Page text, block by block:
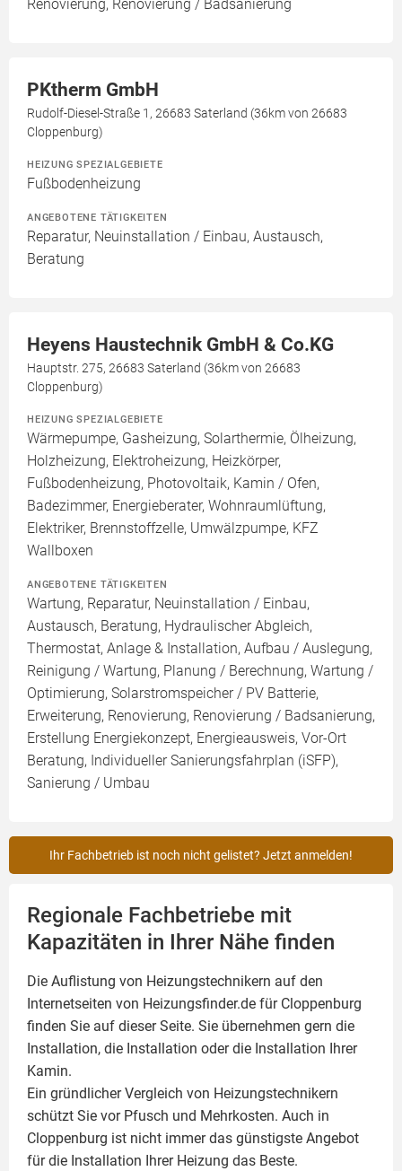
Renovierung, Renovierung / Badsanierung
PKtherm GmbH
Rudolf-Diesel-Straße 1, 26683 Saterland (36km von 26683
Cloppenburg)
HEIZUNG SPEZIALGEBIETE
Fußbodenheizung
ANGEBOTENE TÄTIGKEITEN
Reparatur, Neuinstallation / Einbau, Austausch,
Beratung
Heyens Haustechnik GmbH & Co.KG
Hauptstr. 275, 26683 Saterland (36km von 26683
Cloppenburg)
HEIZUNG SPEZIALGEBIETE
Wärmepumpe, Gasheizung, Solarthermie, Ölheizung,
Holzheizung, Elektroheizung, Heizkörper,
Fußbodenheizung, Photovoltaik, Kamin / Ofen,
Badezimmer, Energieberater, Wohnraumlüftung,
Elektriker, Brennstoffzelle, Umwälzpumpe, KFZ
Wallboxen
ANGEBOTENE TÄTIGKEITEN
Wartung, Reparatur, Neuinstallation / Einbau,
Austausch, Beratung, Hydraulischer Abgleich,
Thermostat, Anlage & Installation, Aufbau / Auslegung,
Reinigung / Wartung, Planung / Berechnung, Wartung /
Optimierung, Solarstromspeicher / PV Batterie,
Erweiterung, Renovierung, Renovierung / Badsanierung,
Erstellung Energiekonzept, Energieausweis, Vor-Ort
Beratung, Individueller Sanierungsfahrplan (iSFP),
Sanierung / Umbau
Ihr Fachbetrieb ist noch nicht gelistet? Jetzt anmelden!
Regionale Fachbetriebe mit
Kapazitäten in Ihrer Nähe finden
Die Auflistung von Heizungstechnikern auf den
Internetseiten von Heizungsfinder.de für Cloppenburg
finden Sie auf dieser Seite. Sie übernehmen gern die
Installation, die Installation oder die Installation Ihrer
Kamin.
Ein gründlicher Vergleich von Heizungstechnikern
schützt Sie vor Pfusch und Mehrkosten. Auch in
Cloppenburg ist nicht immer das günstigste Angebot
für die Installation Ihrer Heizung das Beste.